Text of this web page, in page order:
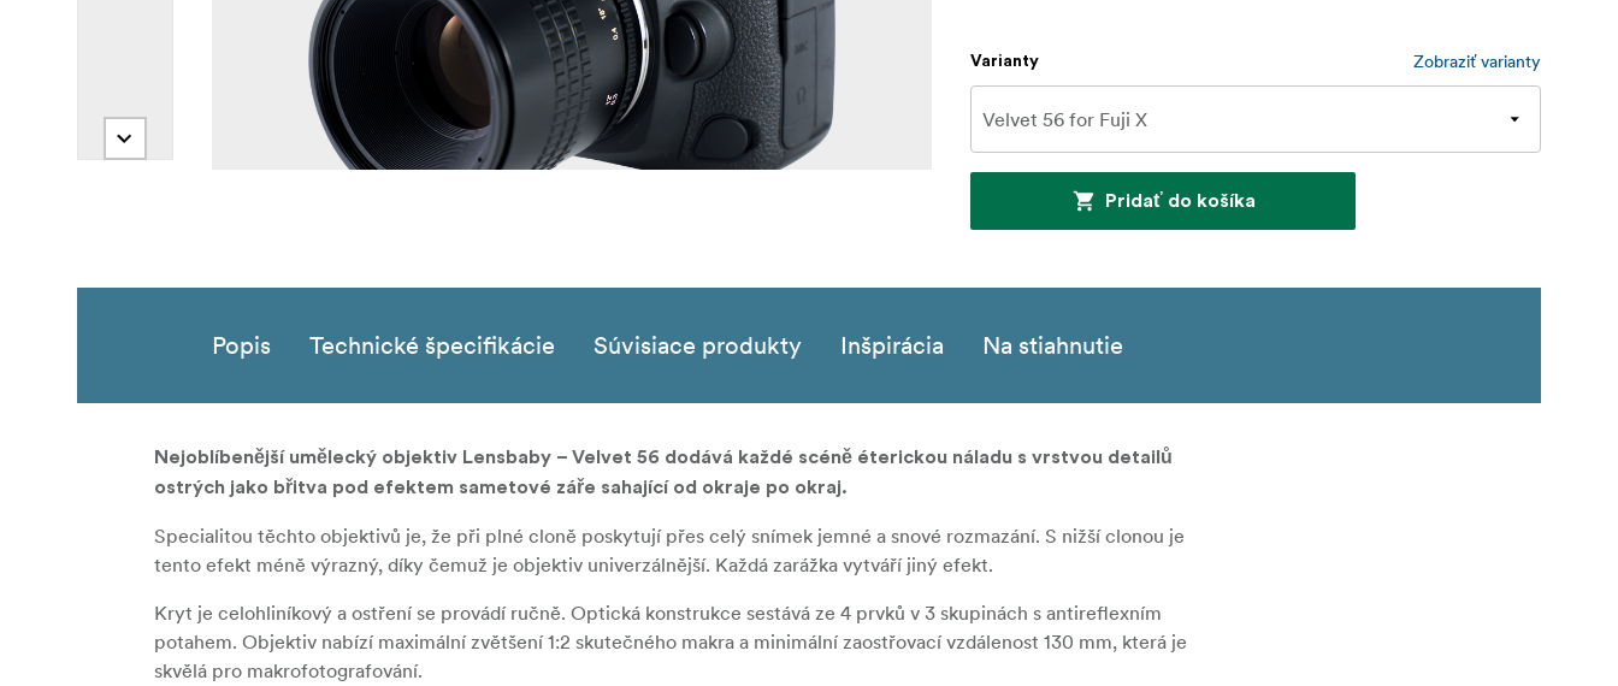
Varianty Zobraziť varianty
Pridať do košíka
Popis Technické špecifikácie Súvisiace produkty Inšpirácia Na stiahnutie
Nejoblíbenější umělecký objektiv Lensbaby – Velvet 56 dodává každé scéně éterickou náladu s vrstvou detailů
ostrých jako břitva pod efektem sametové záře sahající od okraje po okraj.
Specialitou těchto objektivů je, že při plné cloně poskytují přes celý snímek jemné a snové rozmazání. S nižší clonou je
tento efekt méně výrazný, díky čemuž je objektiv univerzálnější. Každá zarážka vytváří jiný efekt.
Kryt je celohliníkový a ostření se provádí ručně. Optická konstrukce sestává ze 4 prvků v 3 skupinách s antireflexním
potahem. Objektiv nabízí maximální zvětšení 1:2 skutečného makra a minimální zaostřovací vzdálenost 130 mm, která je
skvělá pro makrofotografování.